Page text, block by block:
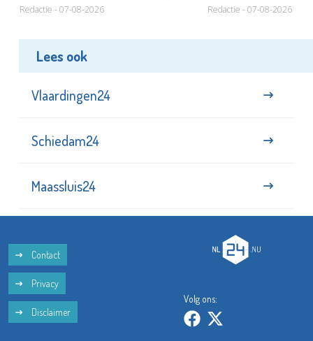
Redactie - 07-08-2026 Redactie - 07-08-2026
Lees ook
Vlaardingen24
Schiedam24
Maassluis24
Contact
Privacy
Disclaimer
Volg ons: